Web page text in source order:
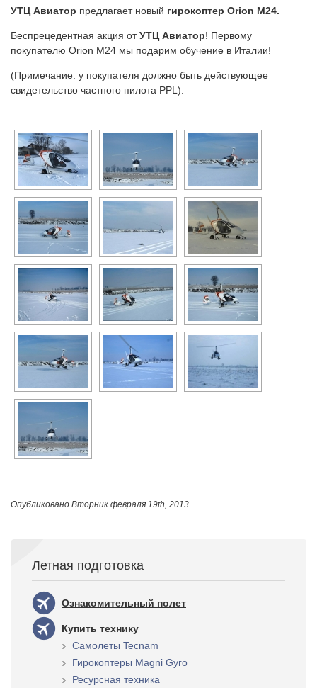
УТЦ Авиатор предлагает новый гирокоптер Оrion М24.
Беспрецедентная акция отУТЦ Авиатор! Первому
покупателю Orion M24 мы подарим обучение в Италии!
(Примечание: у покупателя должно быть действующее
свидетельство частного пилота PPL).
Опубликовано Вторник февраля 19th, 2013
Летная подготовка
Ознакомительный полет
Купить технику
Самолеты Tecnam
Гирокоптеры Magni Gyro
Ресурсная техника